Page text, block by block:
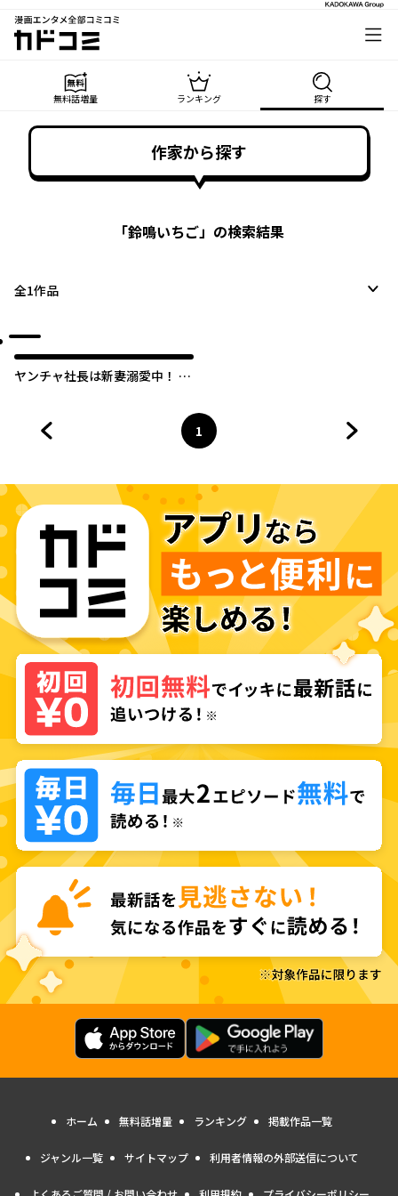
漫画エンタメ全部コミコミ
カドコミ
無料話増量 ランキング 探す
作家から探す
「鈴鳴いちご」の検索結果
全1作品
ヤンチャ社長は新妻溺愛中！ 毎
ページ
1
へ
ホーム 無料話増量 ランキング 掲載作品一覧
ジャンル一覧 サイトマップ 利用者情報の外部送信について